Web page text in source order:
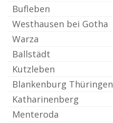
Bufleben
Westhausen bei Gotha
Warza
Ballstädt
Kutzleben
Blankenburg Thüringen
Katharinenberg
Menteroda